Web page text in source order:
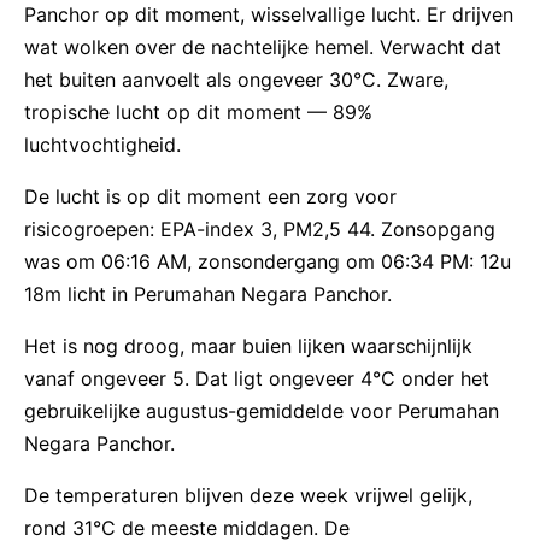
Panchor op dit moment, wisselvallige lucht. Er drijven
wat wolken over de nachtelijke hemel. Verwacht dat
het buiten aanvoelt als ongeveer 30°C. Zware,
tropische lucht op dit moment — 89%
luchtvochtigheid.
De lucht is op dit moment een zorg voor
risicogroepen: EPA-index 3, PM2,5 44. Zonsopgang
was om 06:16 AM, zonsondergang om 06:34 PM: 12u
18m licht in Perumahan Negara Panchor.
Het is nog droog, maar buien lijken waarschijnlijk
vanaf ongeveer 5. Dat ligt ongeveer 4°C onder het
gebruikelijke augustus-gemiddelde voor Perumahan
Negara Panchor.
De temperaturen blijven deze week vrijwel gelijk,
rond 31°C de meeste middagen. De